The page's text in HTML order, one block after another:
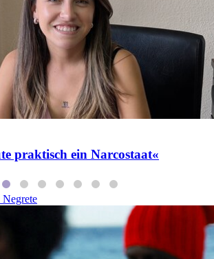
praktisch ein Narcostaat«
Negrete